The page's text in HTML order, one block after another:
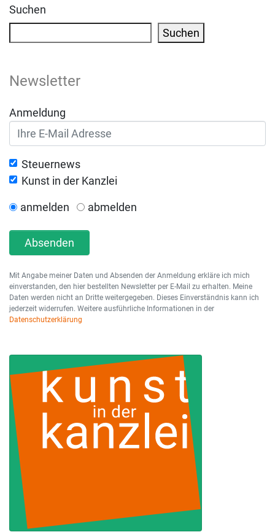
Suchen
Suchen
Newsletter
Anmeldung
Steuernews
Kunst in der Kanzlei
anmelden abmelden
Absenden
Mit Angabe meiner Daten und Absenden der Anmeldung erkläre ich mich
einverstanden, den hier bestellten Newsletter per E-Mail zu erhalten. Meine
Daten werden nicht an Dritte weitergegeben. Dieses Einverständnis kann ich
jederzeit widerrufen. Weitere ausführliche Informationen in der
Datenschutzerklärung